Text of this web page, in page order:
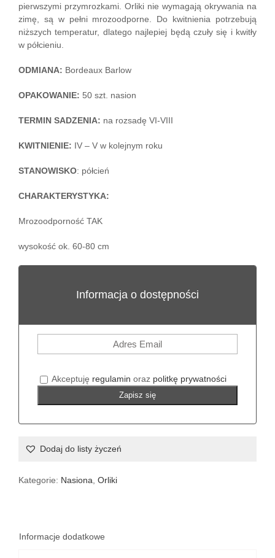
pierwszymi przymrozkami. Orliki nie wymagają okrywania na
zimę, są w pełni mrozoodporne. Do kwitnienia potrzebują
niższych temperatur, dlatego najlepiej będą czuły się i kwitły
w półcieniu.
ODMIANA: Bordeaux Barlow
OPAKOWANIE: 50 szt. nasion
TERMIN SADZENIA: na rozsadę VI-VIII
KWITNIENIE: IV – V w kolejnym roku
STANOWISKO: półcień
CHARAKTERYSTYKA:
Mrozoodporność TAK
wysokość ok. 60-80 cm
Informacja o dostępności
Akceptuję regulamin oraz politkę prywatności
Zapisz się
Dodaj do listy życzeń
Kategorie: Nasiona Orliki
Informacje dodatkowe